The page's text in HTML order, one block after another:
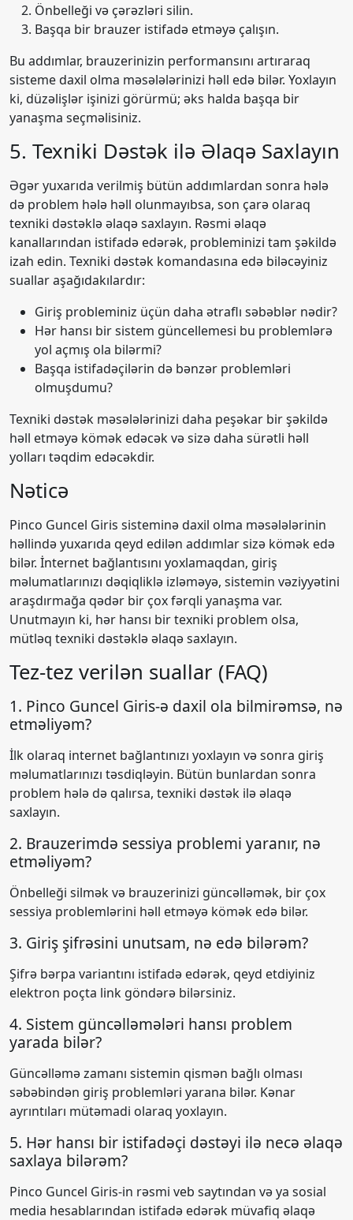
Önbelleği və çərəzləri silin.
Başqa bir brauzer istifadə etməyə çalışın.
Bu addımlar, brauzerinizin performansını artıraraq
sisteme daxil olma məsələlərinizi həll edə bilər. Yoxlayın
ki, düzəlişlər işinizi görürmü; əks halda başqa bir
yanaşma seçməlisiniz.
5. Texniki Dəstək ilə Əlaqə Saxlayın
Əgər yuxarıda verilmiş bütün addımlardan sonra hələ
də problem hələ həll olunmayıbsa, son çarə olaraq
texniki dəstəklə əlaqə saxlayın. Rəsmi əlaqə
kanallarından istifadə edərək, probleminizi tam şəkildə
izah edin. Texniki dəstək komandasına edə biləcəyiniz
suallar aşağıdakılardır:
Giriş probleminiz üçün daha ətraflı səbəblər nədir?
Hər hansı bir sistem güncellemesi bu problemlərə
yol açmış ola bilərmi?
Başqa istifadəçilərin də bənzər problemləri
olmuşdumu?
Texniki dəstək məsələlərinizi daha peşəkar bir şəkildə
həll etməyə kömək edəcək və sizə daha sürətli həll
yolları təqdim edəcəkdir.
Nəticə
Pinco Guncel Giris sisteminə daxil olma məsələlərinin
həllində yuxarıda qeyd edilən addımlar sizə kömək edə
bilər. İnternet bağlantısını yoxlamaqdan, giriş
məlumatlarınızı dəqiqliklə izləməyə, sistemin vəziyyətini
araşdırmağa qədər bir çox fərqli yanaşma var.
Unutmayın ki, hər hansı bir texniki problem olsa,
mütləq texniki dəstəklə əlaqə saxlayın.
Tez-tez verilən suallar (FAQ)
1. Pinco Guncel Giris-ə daxil ola bilmirəmsə, nə
etməliyəm?
İlk olaraq internet bağlantınızı yoxlayın və sonra giriş
məlumatlarınızı təsdiqləyin. Bütün bunlardan sonra
problem hələ də qalırsa, texniki dəstək ilə əlaqə
saxlayın.
2. Brauzerimdə sessiya problemi yaranır, nə
etməliyəm?
Önbelleği silmək və brauzerinizi güncəlləmək, bir çox
sessiya problemlərini həll etməyə kömək edə bilər.
3. Giriş şifrəsini unutsam, nə edə bilərəm?
Şifrə bərpa variantını istifadə edərək, qeyd etdiyiniz
elektron poçta link göndərə bilərsiniz.
4. Sistem güncəlləmələri hansı problem
yarada bilər?
Güncəlləmə zamanı sistemin qismən bağlı olması
səbəbindən giriş problemləri yarana bilər. Kənar
ayrıntıları mütəmadi olaraq yoxlayın.
5. Hər hansı bir istifadəçi dəstəyi ilə necə əlaqə
saxlaya bilərəm?
Pinco Guncel Giris-in rəsmi veb saytından və ya sosial
media hesablarından istifadə edərək müvafiq əlaqə